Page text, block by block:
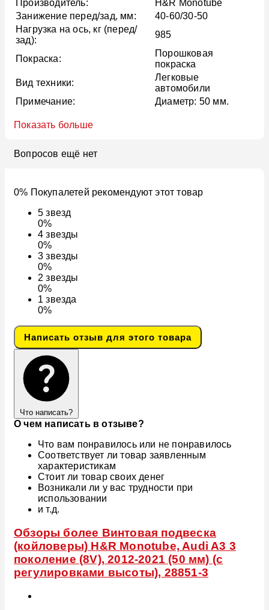
Производитель:
H&R Monotube
Занижение перед/зад, мм:
40-60/30-50
Нагрузка на ось, кг (перед/
зад):
985
Покраска:
Порошковая
покраска
Вид техники:
Легковые
автомобили
Примечание:
Диаметр: 50 мм.
Показать больше
Вопросов ещё нет
0% Покупалетей рекомендуют этот товар
5звезд
0%
4звезды
0%
3звезды
0%
2звезды
0%
1звезда
0%
Написать отзыв для этого товара
Что написать?
О чем написать в отзыве?
Что вам понравилось или не понравилось
Соответствует ли товар заявленным
характеристикам
Стоит ли товар своих денег
Возникали ли у вас трудности при
использовании
и т.д.
Обзоры более Винтовая подвеска
(койловеры) H&R Monotube, Audi A3 3
поколение (8V), 2012-2021 (50 мм) (с
регулировками высоты), 28851-3